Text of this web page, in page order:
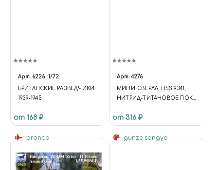
Арт. 6226 1/72
БРИТАНСКИЕ РАЗВЕДЧИКИ
1939-1945
от 168 ₽
Арт. 4276
МИНИ-СВЁРЛА, HSS 9341,
НИТРИД-ТИТАНОВОЕ ПОКР,
от 316 ₽
bronco gunze sangyo